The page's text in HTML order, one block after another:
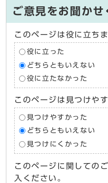
ご意見をお聞かせ
このページは役に立ち
役に立った
どちらともいえない
役に立たなかった
このページは見つけや
見つけやすかった
どちらともいえない
見つけにくかった
このページに関しての
入ください。